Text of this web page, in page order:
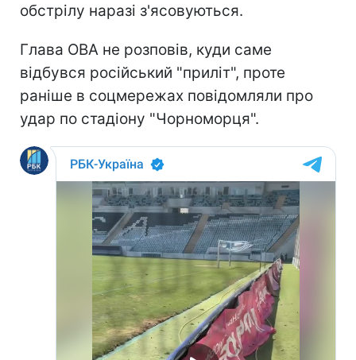
обстрілу наразі з'ясовуються.
Глава ОВА не розповів, куди саме
відбувся російський "приліт", проте
раніше в соцмережах повідомляли про
удар по стадіону "Чорноморця".